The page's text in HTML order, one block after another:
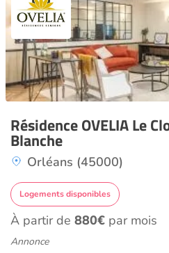
Résidence OVELIA Le
Blanche
Orléans (45000)
Logements disponibles
À partir de 880€ par mois
Annonce